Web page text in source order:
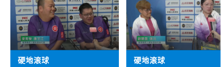
硬地滚球
硬地滚球